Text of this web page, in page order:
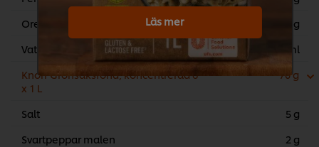
Oregano, torkad
6 g
Vatten
150 ml
Knorr Grönsaksfond, koncentrerad 6
x 1 L
70 g
Salt
5 g
Svartpeppar malen
2 g
Läs mer